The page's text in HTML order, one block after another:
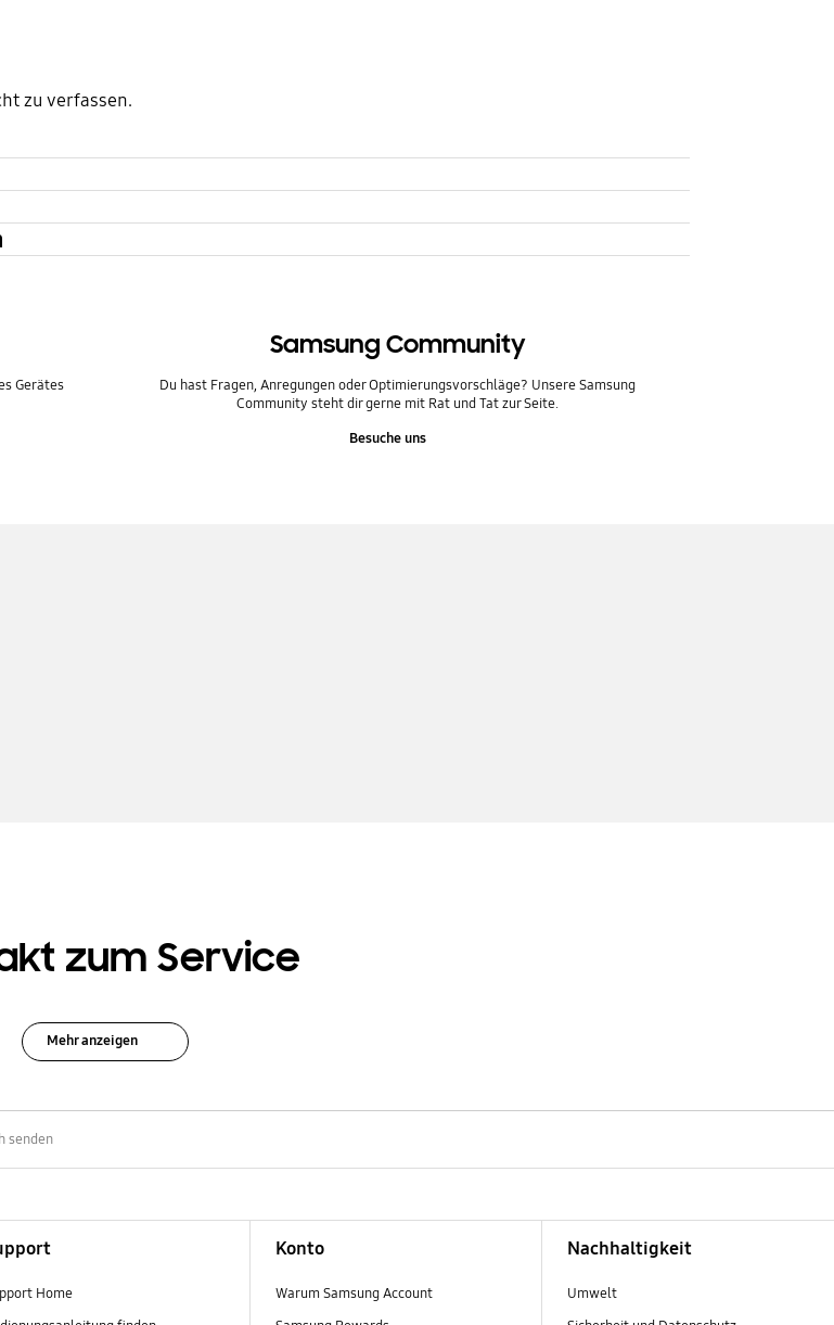
zu verfassen.
Gerätes
Samsung Community
Du hast Fragen, Anregungen oder Optimierungsvorschläge? Unsere Samsung
Community steht dir gerne mit Rat und Tat zur Seite.
Besuche uns
zum Service
Mehr anzeigen
senden
Home
Konto
Warum Samsung Account
Nachhaltigkeit
Umwelt